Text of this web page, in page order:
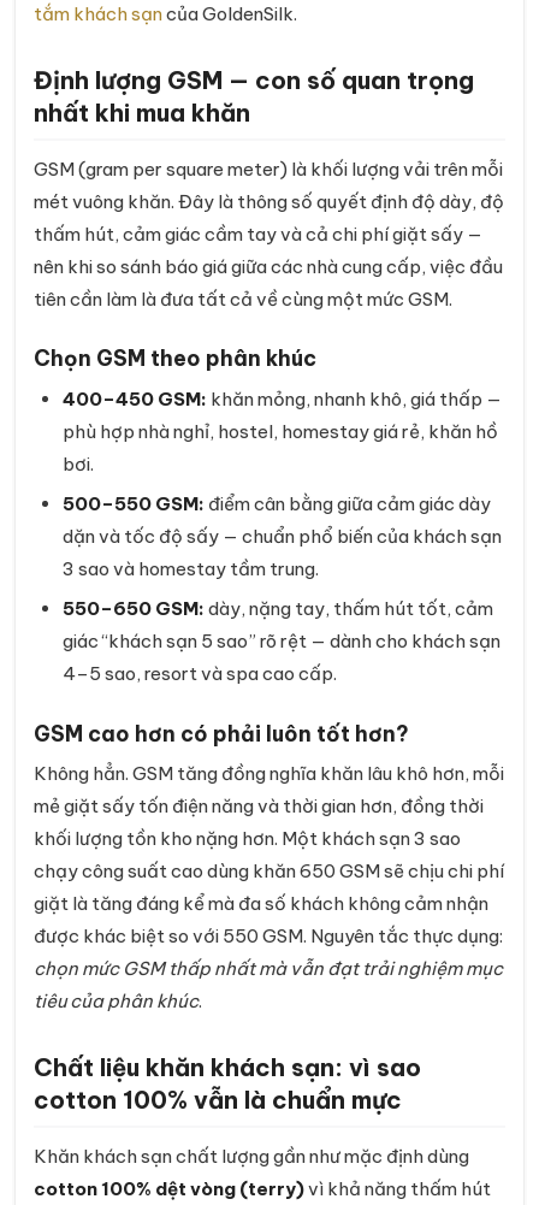
tắm khách sạncủa GoldenSilk.
Định lượng GSM — con số quan trọng
nhất khi mua khăn
GSM (gram per square meter) là khối lượng vải trên mỗi
mét vuông khăn. Đây là thông số quyết định độ dày, độ
thấm hút, cảm giác cầm tay và cả chi phí giặt sấy —
nên khi so sánh báo giá giữa các nhà cung cấp, việc đầu
tiên cần làm là đưa tất cả về cùng một mức GSM.
Chọn GSM theo phân khúc
400–450 GSM: khăn mỏng, nhanh khô, giá thấp —
phù hợp nhà nghỉ, hostel, homestay giá rẻ, khăn hồ
bơi.
500–550 GSM: điểm cân bằng giữa cảm giác dày
dặn và tốc độ sấy — chuẩn phổ biến của khách sạn
3 sao và homestay tầm trung.
550–650 GSM: dày, nặng tay, thấm hút tốt, cảm
giác “khách sạn 5 sao” rõ rệt — dành cho khách sạn
4–5 sao, resort và spa cao cấp.
GSM cao hơn có phải luôn tốt hơn?
Không hẳn. GSM tăng đồng nghĩa khăn lâu khô hơn, mỗi
mẻ giặt sấy tốn điện năng và thời gian hơn, đồng thời
khối lượng tồn kho nặng hơn. Một khách sạn 3 sao
chạy công suất cao dùng khăn 650 GSM sẽ chịu chi phí
giặt là tăng đáng kể mà đa số khách không cảm nhận
được khác biệt so với 550 GSM. Nguyên tắc thực dụng:
chọn mức GSM thấp nhất mà vẫn đạt trải nghiệm mục
tiêu của phân khúc.
Chất liệu khăn khách sạn: vì sao
cotton 100% vẫn là chuẩn mực
Khăn khách sạn chất lượng gần như mặc định dùng
cotton 100% dệt vòng (terry)vì khả năng thấm hút